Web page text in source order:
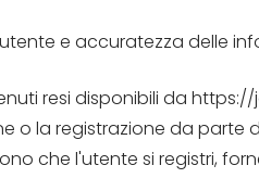
e accuratezza delle
resi disponibili da
o la registrazione da parte
che l'utente si registri,